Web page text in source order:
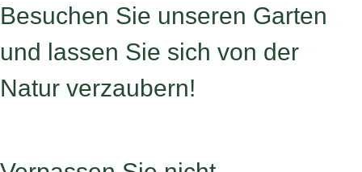
Besuchen Sie unseren Garten
und lassen Sie sich von der
Natur verzaubern!